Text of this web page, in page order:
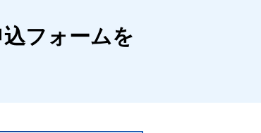
サービス一覧
制作実績
ームページ制作実績
資料ダウンロード
フォームを